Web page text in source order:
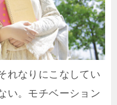
れなりにこなしてい
い。モチベーション